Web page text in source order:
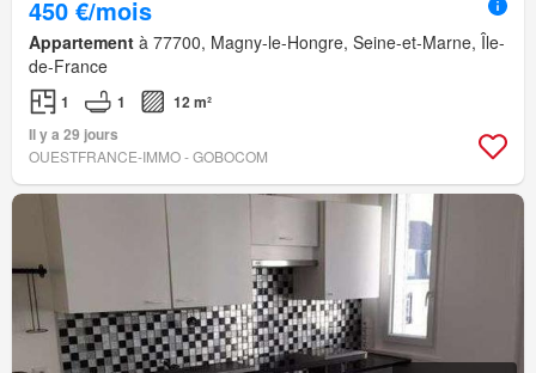
450 €/mois
Appartement à 77700, Magny-le-Hongre, Seine-et-Marne, Île-
de-France
1 1
12 m²
Il y a 29 jours
OUESTFRANCE-IMMO - GOBOCOM